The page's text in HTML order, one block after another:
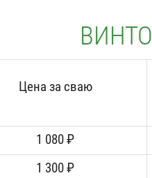
Цена за сваю
1 080 ₽
1 300 ₽